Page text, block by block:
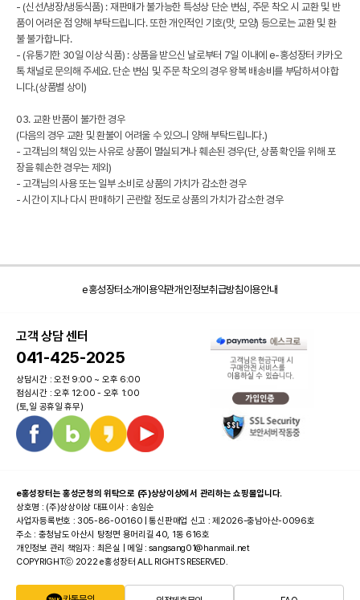
- (신선/냉장/냉동식품) : 재판매가 불가능한 특성상 단순 변심, 주문 착오 시 교환 및 반
품이 어려운 점 양해 부탁드립니다. 또한 개인적인 기호(맛, 모양) 등으로는 교환 및 환
불 불가합니다.
- (유통기한 30일 이상 식품) : 상품을 받으신 날로부터 7일 이내에 e-홍성장터 카카오
톡 채널로 문의해 주세요. 단순 변심 및 주문 착오의 경우 왕복 배송비를 부담하셔야 합
니다.(상품별 상이)
03. 교환 반품이 불가한 경우
(다음의 경우 교환 및 환불이 어려울 수 있으니 양해 부탁드립니다.)
- 고객님의 책임 있는 사유로 상품이 멸실되거나 훼손된 경우(단, 상품 확인을 위해 포
장을 훼손한 경우는 제외)
- 고객님의 사용 또는 일부 소비로 상품의 가치가 감소한 경우
- 시간이 지나 다시 판매하기 곤란할 정도로 상품의 가치가 감소한 경우
e홍성장터소개이용약관개인정보취급방침이용안내
고객 상담 센터
041-425-2025
상담시간 : 오전 9:00 ~ 오후 6:00
점심시간 : 오후 12:00 - 오후 1:00
(토,일 공휴일 휴무)
e홍성장터는 홍성군청의 위탁으로 (주)상상이상에서 관리하는 쇼핑몰입니다.
상호명 : (주)상상이상 대표이사 : 송임순
사업자등록번호 : 305-86-00160 | 통신판매업 신고 : 제2026-충남아산-0096호
주소 : 충청남도 아산시 탕정면 용머리길 40, 1동 616호
개인정보 관리 책임자 : 최은실 | 메일 : sangsang01@hanmail.net
COPYRIGHTⓒ 2022 e홍성장터 ALL RIGHTS RESERVED.